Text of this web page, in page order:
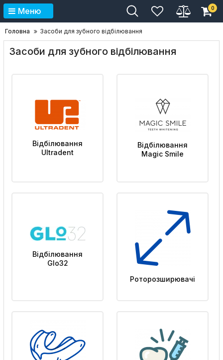
Меню 0
Головна Засоби для зубного відбілювання
Засоби для зубного відбілювання
Відбілювання
Ultradent
Відбілювання
Magic Smile
Відбілювання
Glo32
Роторозширювачі